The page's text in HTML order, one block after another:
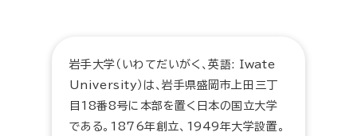
岩手大学（いわてだいがく、英語: Iwate
University）は、岩手県盛岡市上田三丁
目18番8号に本部を置く日本の国立大学
である。1876年創立、1949年大学設置。